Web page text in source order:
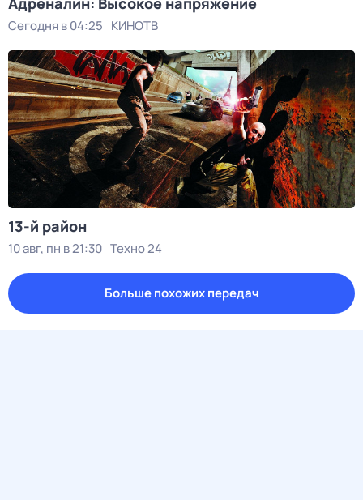
Сегодня в 04:25 КИНОТВ
13-й район
10 авг, пн в 21:30 Техно 24
Больше похожих передач